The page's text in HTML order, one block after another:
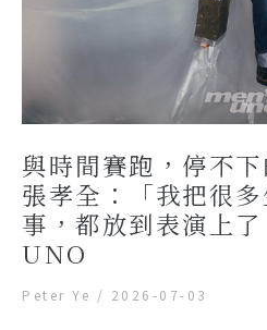
與時間賽跑，停不下
張孝全：「我把很
事，都放到表演上
UNO
Peter Ye / 2026-07-03